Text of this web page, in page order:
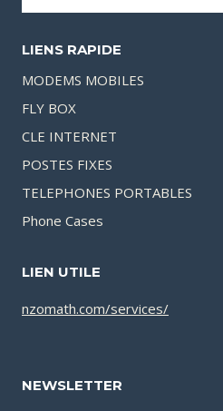
LIENS RAPIDE
MODEMS MOBILES
FLY BOX
CLE INTERNET
POSTES FIXES
TELEPHONES PORTABLES
Phone Cases
LIEN UTILE
nzomath.com/services/
NEWSLETTER